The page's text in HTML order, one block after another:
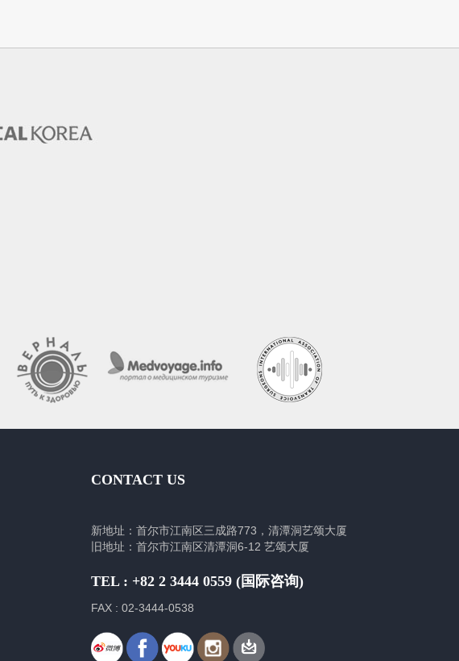
CONTACT US
新地址：首尔市江南区三成路773，清潭洞艺颂大厦
旧地址：首尔市江南区清潭洞6-12 艺颂大厦
TEL : +82 2 3444 0559 (国际咨询)
FAX : 02-3444-0538